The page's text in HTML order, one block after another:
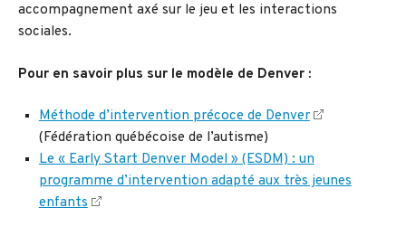
accompagnement axé sur le jeu et les interactions
sociales.
Pour en savoir plus sur le modèle de Denver :
Méthode d’intervention précoce de Denver
(Fédération québécoise de l’autisme)
Le « Early Start Denver Model » (ESDM) : un
programme d’intervention adapté aux très jeunes
enfants